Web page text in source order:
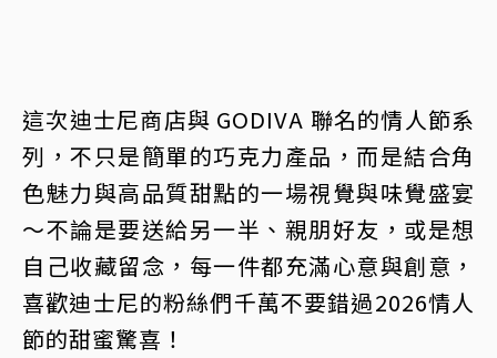
這次迪士尼商店與 GODIVA 聯名的情人節系
列，不只是簡單的巧克力產品，而是結合角
色魅力與高品質甜點的一場視覺與味覺盛宴
～不論是要送給另一半、親朋好友，或是想
自己收藏留念，每一件都充滿心意與創意，
喜歡迪士尼的粉絲們千萬不要錯過2026情人
節的甜蜜驚喜！